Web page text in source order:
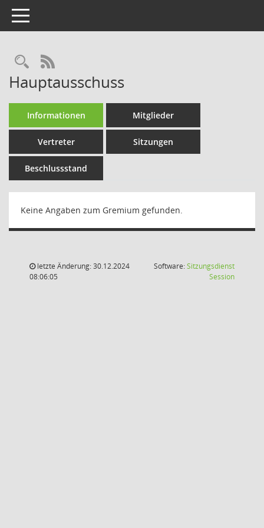
Toggle navigation
Rechercheauswahl
RSS-Feed
Hauptausschuss
Informationen Mitglieder
Vertreter Sitzungen
Beschlussstand
Keine Angaben zum Gremium gefunden.
letzte Änderung: 30.12.2024
08:06:05
Software:Sitzungsdienst
Session(Wird in